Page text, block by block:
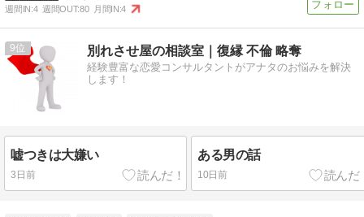
週間IN:4 週間OUT:80 月間IN:4
9 別れさせ屋の相談室｜復縁 不倫 略奪
経験豊富な恋愛コンサルタントがアナタのお悩みを解決
します！
嘘つきは大嫌い
3日前
ある男の話
10日前